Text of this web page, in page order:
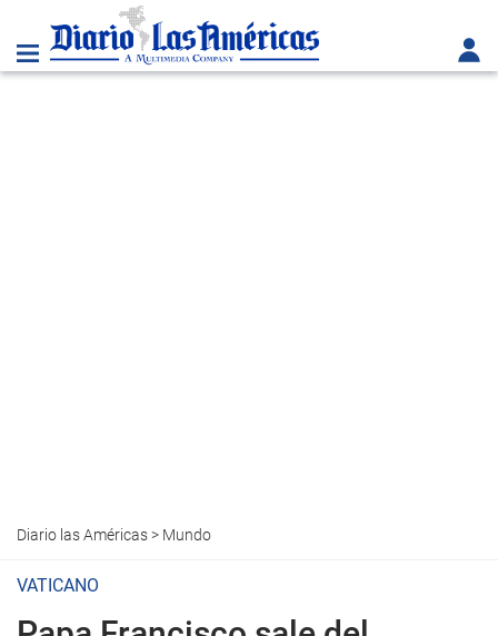
Diario las Américas> Mundo
VATICANO